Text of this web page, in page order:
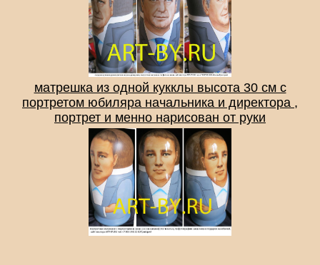
матрешка из одной кукклы высота 30 см с
портретом юбиляра начальника и директора ,
портрет и менно нарисован от руки